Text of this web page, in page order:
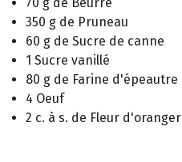
70 g de Beurre
350 g de Pruneau
60 g de Sucre de canne
1 Sucre vanillé
80 g de Farine d'épeautre
4 Oeuf
2 c. à s. de Fleur d'oranger